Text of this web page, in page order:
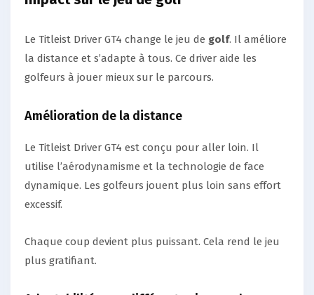
Le Titleist Driver GT4 change le jeu de golf. Il améliore
la distance et s’adapte à tous. Ce driver aide les
golfeurs à jouer mieux sur le parcours.
Amélioration de la distance
Le Titleist Driver GT4 est conçu pour aller loin. Il
utilise l’aérodynamisme et la technologie de face
dynamique. Les golfeurs jouent plus loin sans effort
excessif.
Chaque coup devient plus puissant. Cela rend le jeu
plus gratifiant.